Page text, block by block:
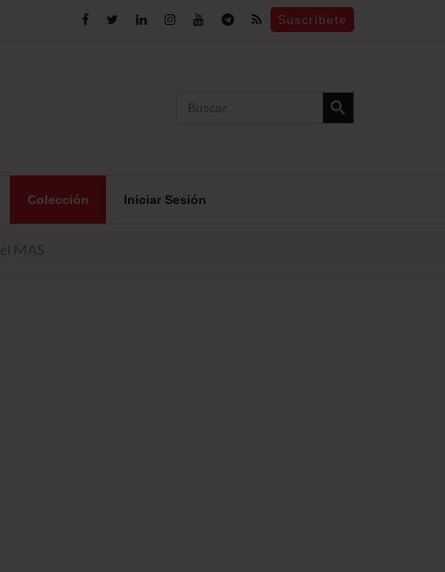
Suscríbete
for:
Search Button
Colección Iniciar Sesión